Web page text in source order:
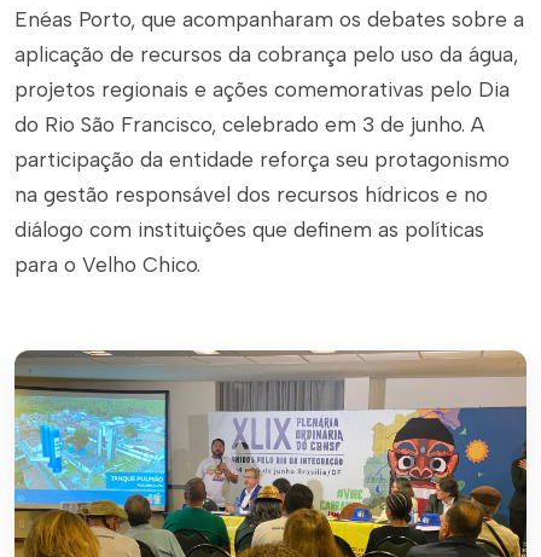
Enéas Porto, que acompanharam os debates sobre a
aplicação de recursos da cobrança pelo uso da água,
projetos regionais e ações comemorativas pelo Dia
do Rio São Francisco, celebrado em 3 de junho. A
participação da entidade reforça seu protagonismo
na gestão responsável dos recursos hídricos e no
diálogo com instituições que definem as políticas
para o Velho Chico.